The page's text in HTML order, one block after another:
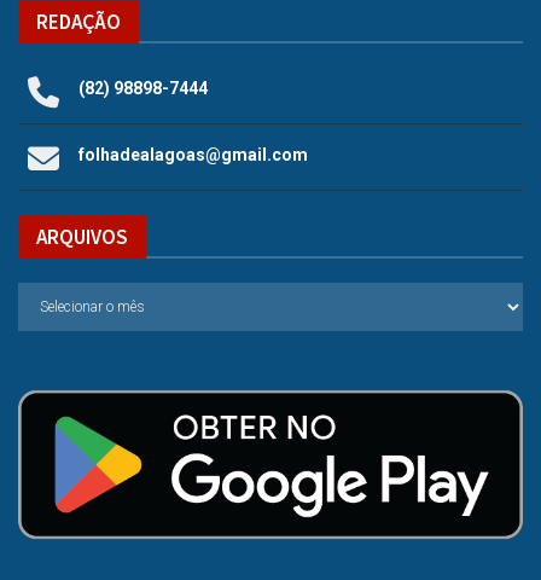
REDAÇÃO
(82) 98898-7444
folhadealagoas@gmail.com
ARQUIVOS